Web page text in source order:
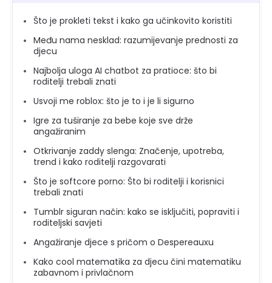
Što je prokleti tekst i kako ga učinkovito koristiti
Među nama nesklad: razumijevanje prednosti za
djecu
Najbolja uloga AI chatbot za pratioce: što bi
roditelji trebali znati
Usvoji me roblox: što je to i je li sigurno
Igre za tuširanje za bebe koje sve drže
angažiranim
Otkrivanje zaddy slenga: Značenje, upotreba,
trend i kako roditelji razgovarati
Što je softcore porno: Što bi roditelji i korisnici
trebali znati
Tumblr siguran način: kako se isključiti, popraviti i
roditeljski savjeti
Angažiranje djece s pričom o Despereauxu
Kako cool matematika za djecu čini matematiku
zabavnom i privlačnom